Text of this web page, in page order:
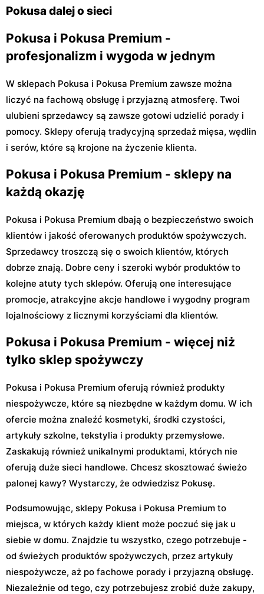
Pokusa dalej o sieci
Pokusa i Pokusa Premium -
profesjonalizm i wygoda w jednym
W sklepach Pokusa i Pokusa Premium zawsze można
liczyć na fachową obsługę i przyjazną atmosferę. Twoi
ulubieni sprzedawcy są zawsze gotowi udzielić porady i
pomocy. Sklepy oferują tradycyjną sprzedaż mięsa, wędlin
i serów, które są krojone na życzenie klienta.
Pokusa i Pokusa Premium - sklepy na
każdą okazję
Pokusa i Pokusa Premium dbają o bezpieczeństwo swoich
klientów i jakość oferowanych produktów spożywczych.
Sprzedawcy troszczą się o swoich klientów, których
dobrze znają. Dobre ceny i szeroki wybór produktów to
kolejne atuty tych sklepów. Oferują one interesujące
promocje, atrakcyjne akcje handlowe i wygodny program
lojalnościowy z licznymi korzyściami dla klientów.
Pokusa i Pokusa Premium - więcej niż
tylko sklep spożywczy
Pokusa i Pokusa Premium oferują również produkty
niespożywcze, które są niezbędne w każdym domu. W ich
ofercie można znaleźć kosmetyki, środki czystości,
artykuły szkolne, tekstylia i produkty przemysłowe.
Zaskakują również unikalnymi produktami, których nie
oferują duże sieci handlowe. Chcesz skosztować świeżo
palonej kawy? Wystarczy, że odwiedzisz Pokusę.
Podsumowując, sklepy Pokusa i Pokusa Premium to
miejsca, w których każdy klient może poczuć się jak u
siebie w domu. Znajdzie tu wszystko, czego potrzebuje -
od świeżych produktów spożywczych, przez artykuły
niespożywcze, aż po fachowe porady i przyjazną obsługę.
Niezależnie od tego, czy potrzebujesz zrobić duże zakupy,